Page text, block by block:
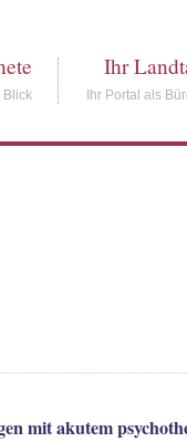
Blick
Ihr
Ihr Portal als
mit akutem